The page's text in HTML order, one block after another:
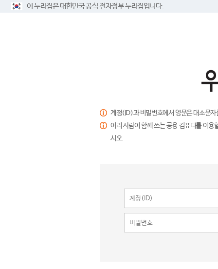
이 누리집은 대한민국 공식 전자정부 누리집입니다.
계정(ID)과 비밀번호에서 영문은 대소문
여러 사람이 함께 쓰는 공용 컴퓨터를 이
시오.